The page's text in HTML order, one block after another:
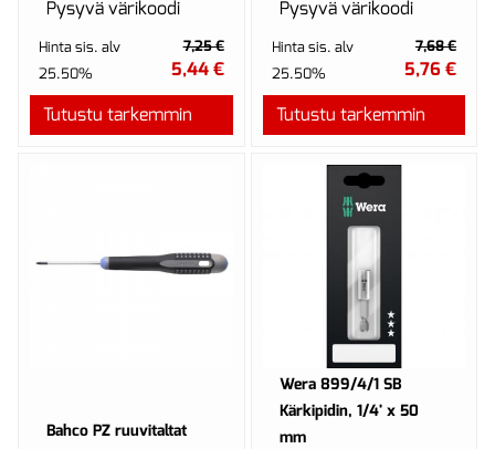
Pysyvä värikoodi
kahvan molemmissa
päissä. Materia...
Hinta sis. alv
25.50%
7,25 €
5,44 €
Tutustu tarkemmin
Pysyvä värikoodi
kahvan molemmissa
päissä.Mater...
Hinta sis. alv
25.50%
7,68 €
5,76 €
Tutustu tarkemmin
Bahco PZ ruuvitaltat
Wera 899/4/1 SB
Kärkipidin, 1/4' x 50
mm